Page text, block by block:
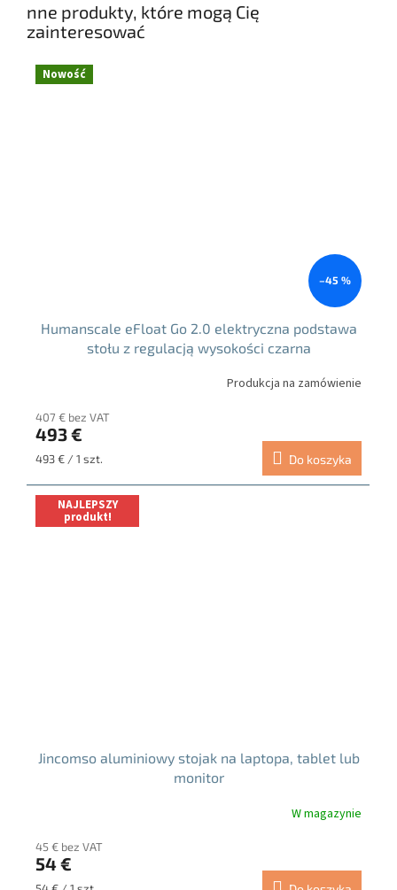
nne produkty, które mogą Cię
zainteresować
Nowość
–45 %
Humanscale eFloat Go 2.0 elektryczna podstawa
stołu z regulacją wysokości czarna
Produkcja na zamówienie
407 € bez VAT
493 €
Cena
493 € / 1 szt. Do koszyka
NAJLEPSZY
produkt!
Jincomso aluminiowy stojak na laptopa, tablet lub
monitor
produktu
wynosi
5.0
W magazynie
45 € bez VAT
54 €